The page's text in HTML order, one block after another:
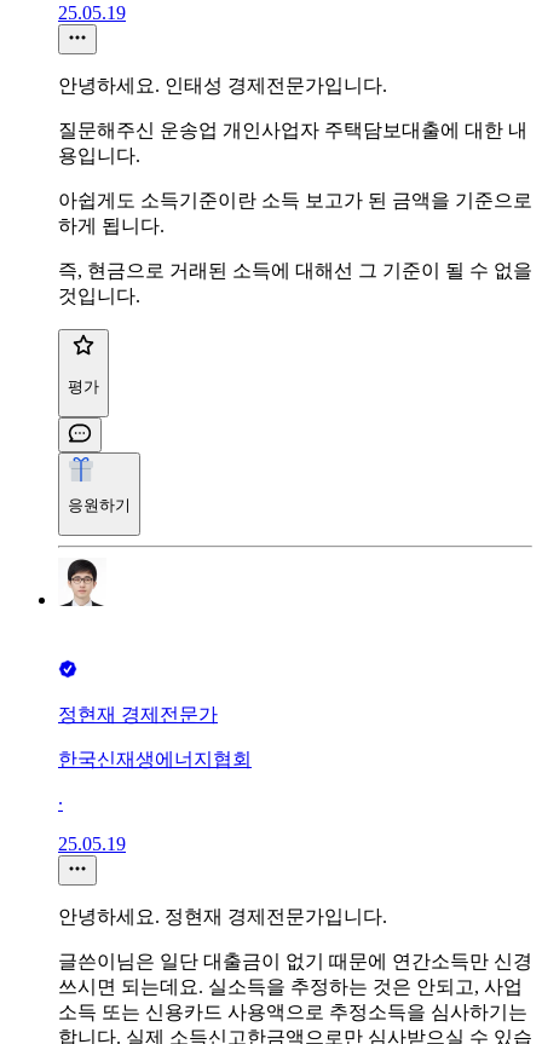
25.05.19
안녕하세요. 인태성 경제전문가입니다.
질문해주신 운송업 개인사업자 주택담보대출에 대한 내
용입니다.
아쉽게도 소득기준이란 소득 보고가 된 금액을 기준으로
하게 됩니다.
즉, 현금으로 거래된 소득에 대해선 그 기준이 될 수 없을
것입니다.
평가
응원하기
정현재 경제전문가
한국신재생에너지협회
∙
25.05.19
안녕하세요. 정현재 경제전문가입니다.
글쓴이님은 일단 대출금이 없기 때문에 연간소득만 신경
쓰시면 되는데요. 실소득을 추정하는 것은 안되고, 사업
소득 또는 신용카드 사용액으로 추정소득을 심사하기는
합니다. 실제 소득신고한금액으로만 심사받으실 수 있습